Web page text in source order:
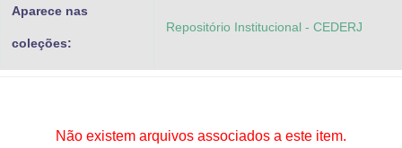
Aparece nas
coleções:
Repositório Institucional - CEDERJ
Não existem arquivos associados a este item.